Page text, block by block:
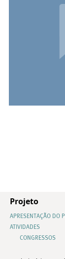
Projeto
APRESENTAÇÃO DO
ATIVIDADES
CONGRESSOS